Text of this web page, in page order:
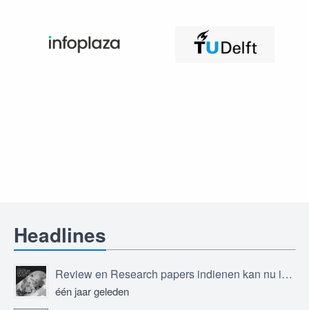
Headlines
Review en Research papers indienen kan nu in Journal of the European Meteorological Society
één jaar geleden